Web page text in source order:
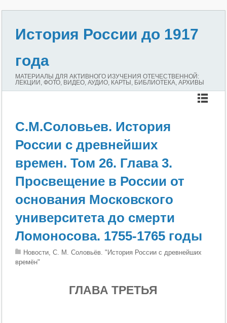
История России до 1917
года
МАТЕРИАЛЫ ДЛЯ АКТИВНОГО ИЗУЧЕНИЯ ОТЕЧЕСТВЕННОЙ:
ЛЕКЦИИ, ФОТО, ВИДЕО, АУДИО, КАРТЫ, БИБЛИОТЕКА, АРХИВЫ
С.М.Соловьев. История
России с древнейших
времен. Том 26. Глава 3.
Просвещение в России от
основания Московского
университета до смерти
Ломоносова. 1755-1765 годы
Новости, С. М. Соловьёв. "История России с древнейших
времён"
ГЛАВА ТРЕТЬЯ